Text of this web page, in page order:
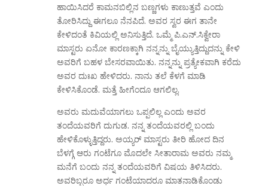
ಹಾಯಿಸಿದರೆ ಕಾಮನಬಿಲ್ಲಿನ ಬಣ್ಣಗಳು ಕಾಣುತ್ತವೆ ಎಂದು
ತೋರಿಸಿದ್ದು ಈಗಲೂ ನೆನಪಿದೆ. ಅವರ ಸ್ವರ ಈಗ ತಾನೇ
ಕೇಳಿದಂತೆ ಕಿವಿಯಲ್ಲಿ ಅನಿಸುತ್ತಿದೆ. ಒಮ್ಮೆ ಪಿ.ಎನ್.ಸಿಕ್ವೇರಾ
ಮಾಸ್ಟರು ಏನೋ ಕಾರಣಕ್ಕಾಗಿ ನನ್ನನ್ನು ಬೈಯ್ಯುತ್ತಿದ್ದುದನ್ನು ಕೇಳಿ
ಅವರಿಗೆ ಬಹಳ ಬೇಸರವಾಯಿತು. ನನ್ನನ್ನು ಪ್ರತ್ಯೇಕವಾಗಿ ಕರೆದು
ಅವರ ದುಃಖ ಹೇಳಿದರು. ನಾನು ತಲೆ ಕೆಳಗೆ ಮಾಡಿ
ಕೇಳಿಸಿಕೊಂಡೆ. ಮತ್ತೆ ಹೀಗೆಂದೂ ಆಗಲಿಲ್ಲ.
ಅವರು ಮದುವೆಯಾಗಲು ಒಪ್ಪಲಿಲ್ಲ ಎಂದು ಅವರ
ತಂದೆಯವರಿಗೆ ದುಗುಡ. ನನ್ನ ತಂದೆಯವರಲ್ಲಿ ಬಂದು
ಹೇಳಿಕೊಳ್ಳುತ್ತಿದ್ದರು. ಅಯ್ಯರ್ ಮಾಸ್ಟರು ತೀರಿ ಹೋದ ದಿನ
ಬೆಳಗ್ಗೆ ಆರು ಗಂಟೆಗೂ ಮೊದಲೇ ಸೀತಾರಾಮ ಅವರು ನಮ್ಮ
ಮನೆಗೆ ಬಂದು ನನ್ನ ತಂದೆಯವರಿಗೆ ವಿಷಯ ತಿಳಿಸಿದರು.
ಅವರಿಬ್ಬರೂ ಅರ್ಧ ಗಂಟೆಯಾದರೂ ಮಾತನಾಡಿಕೊಂಡು